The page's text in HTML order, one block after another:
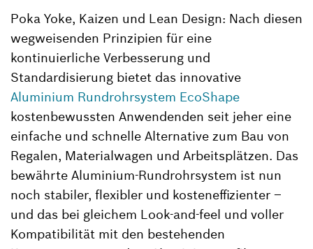
Poka Yoke, Kaizen und Lean Design: Nach diesen
wegweisenden Prinzipien für eine
kontinuierliche Verbesserung und
Standardisierung bietet das innovative
Aluminium Rundrohrsystem EcoShape
kostenbewussten Anwendenden seit jeher eine
einfache und schnelle Alternative zum Bau von
Regalen, Materialwagen und Arbeitsplätzen. Das
bewährte Aluminium-Rundrohrsystem ist nun
noch stabiler, flexibler und kosteneffizienter –
und das bei gleichem Look-and-feel und voller
Kompatibilität mit den bestehenden